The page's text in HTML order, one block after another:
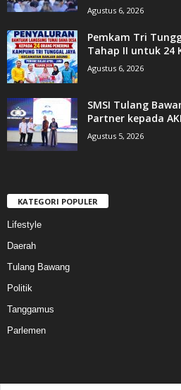
Agustus 6, 2026
Pemkam Tri
Tahap II untuk 24
Agustus 6, 2026
SMSI Tulang
Partner kepada
Agustus 5, 2026
KATEGORI POPULER
Lifestyle
Daerah
Tulang Bawang
Politik
Tanggamus
Parlemen